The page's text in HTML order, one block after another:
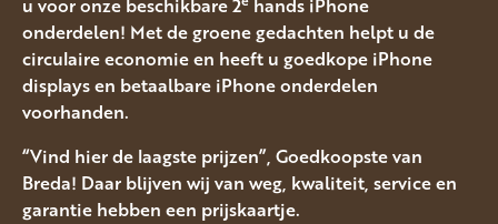
onderdelen! Met de groene gedachten helpt u de
circulaire economie en heeft u goedkope iPhone
displays en betaalbare iPhone onderdelen
voorhanden.
“Vind hier de laagste prijzen”, Goedkoopste van
Breda! Daar blijven wij van weg, kwaliteit, service en
garantie hebben een prijskaartje.